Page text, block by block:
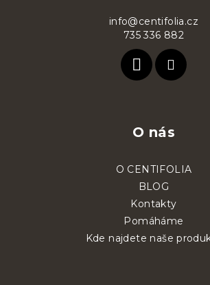
info@centifolia.cz
735 336 882
O nás
O CENTIFOLIA
BLOG
Kontakty
Pomáháme
Kde najdete naše